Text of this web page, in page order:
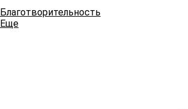
Благотворительность
Еще